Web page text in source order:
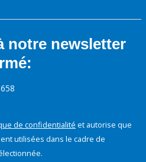
notre newsletter
de confidentialité et autorise que
utilisées dans le cadre de